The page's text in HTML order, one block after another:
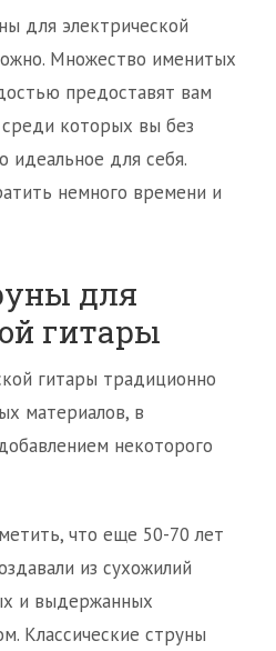
для электрической
Множество именитых
предоставят вам
которых вы без
идеальное для себя.
немного времени и
для
гитары
гитары традиционно
материалов, в
некоторого
что еще 50-70 лет
из сухожилий
и выдержанных
Классические струны